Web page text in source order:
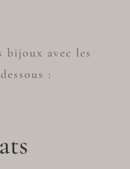
bijoux avec les
: